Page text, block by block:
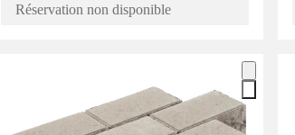
Réservation non disponible